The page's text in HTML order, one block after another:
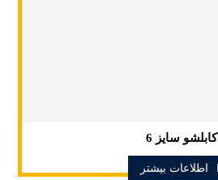
کابلشو سایز 6
اطلاعات بیشتر